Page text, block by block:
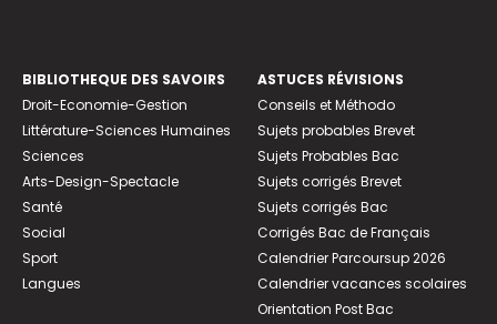
BIBLIOTHEQUE DES SAVOIRS
Droit-Economie-Gestion
Littérature-Sciences Humaines
Sciences
Arts-Design-Spectacle
Santé
Social
Sport
Langues
ASTUCES RÉVISIONS
Conseils et Méthodo
Sujets probables Brevet
Sujets Probables Bac
Sujets corrigés Brevet
Sujets corrigés Bac
Corrigés Bac de Français
Calendrier Parcoursup 2026
Calendrier vacances scolaires
Orientation Post Bac